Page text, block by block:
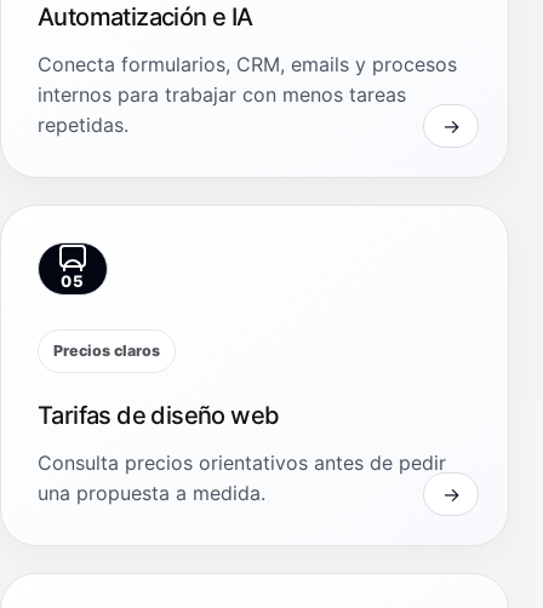
Automatización e IA
Conecta formularios, CRM, emails y procesos
internos para trabajar con menos tareas
repetidas.
05
Precios claros
Tarifas de diseño web
Consulta precios orientativos antes de pedir
una propuesta a medida.